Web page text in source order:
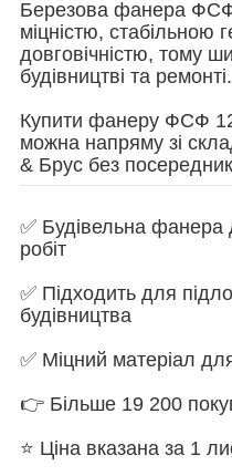
Березова фанера ФСФ
міцністю, стабільною
довговічністю, тому
будівництві та ремонті.
Купити фанеру ФСФ
можна напряму зі
& Брус без
✅ Будівельна фанера
робіт
✅ Підходить для
будівництва
✅ Міцний матеріал
👉 Більше 19 200
⭐ Ціна вказана за 1